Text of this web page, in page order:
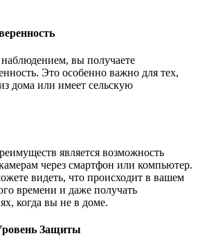
вы получаете
Это особенно важно для тех,
дома или имеет сельскую
является возможность
через смартфон или компьютер.
видеть, что происходит в вашем
времени и даже получать
когда вы не в доме.
Защиты